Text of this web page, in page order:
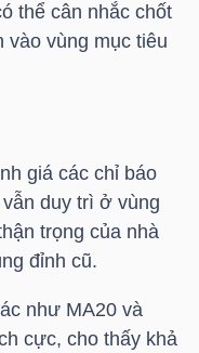
thể cân nhắc chốt
vào vùng mục tiêu
giá các chỉ báo
duy trì ở vùng
trọng của nhà
đỉnh cũ.
như MA20 và
cực, cho thấy khả